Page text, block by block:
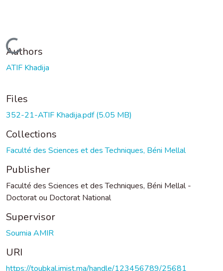
Loading...
Authors
ATIF Khadija
Files
352-21-ATIF Khadija.pdf(5.05 MB)
Collections
Faculté des Sciences et des Techniques, Béni Mellal
Publisher
Faculté des Sciences et des Techniques, Béni Mellal -
Doctorat ou Doctorat National
Supervisor
Soumia AMIR
URI
https://toubkal.imist.ma/handle/123456789/25681